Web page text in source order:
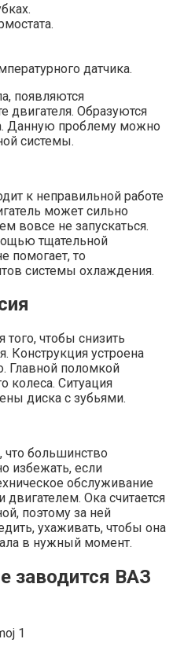
датчика.
появляются
двигателя. Образуются
Данную проблему можно
системы.
к неправильной работе
может сильно
вовсе не запускаться.
тщательной
помогает, то
системы охлаждения.
чтобы снизить
Конструкция устроена
Главной поломкой
колеса. Ситуация
диска с зубьями.
что большинство
избежать, если
обслуживание
двигателем. Ока считается
поэтому за ней
ухаживать, чтобы она
в нужный момент.
заводится ВАЗ